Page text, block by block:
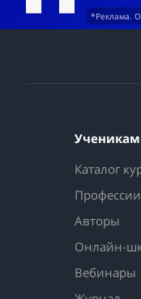
*Реклама.
Ученикам
Каталог
Профессии
Авторы
Онлайн-
Вебинары